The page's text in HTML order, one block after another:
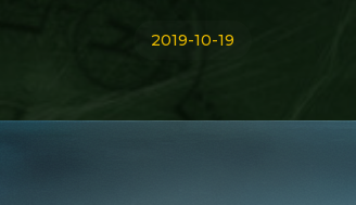
2019-10-19